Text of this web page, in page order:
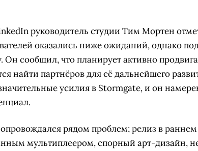
руководитель студии Тим Мортен
оказались ниже ожиданий, однако
Он сообщил, что планирует активно
найти партнёров для её дальнейшего
усилия в Stormgate, и он
рядом проблем; релиз в
мультиплеером, спорный арт-дизайн,